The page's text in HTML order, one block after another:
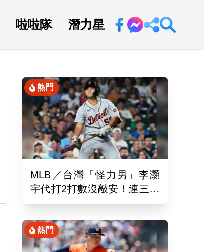
啦啦隊 潛力星 回新聞網
熱門
MLB／台灣「怪力男」李灝
宇代打2打數沒敲安！連三場
坐板凳 老虎11:0完封水手
熱門